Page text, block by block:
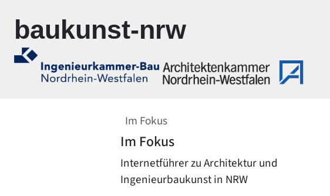
baukunst-nrw
Im Fokus
Im Fokus
Internetführer zu Architektur und
Ingenieurbaukunst in NRW